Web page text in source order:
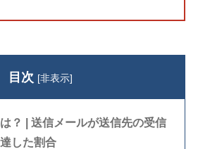
目次 [非表示]
？ | 送信メールが送信先の受信
した割合